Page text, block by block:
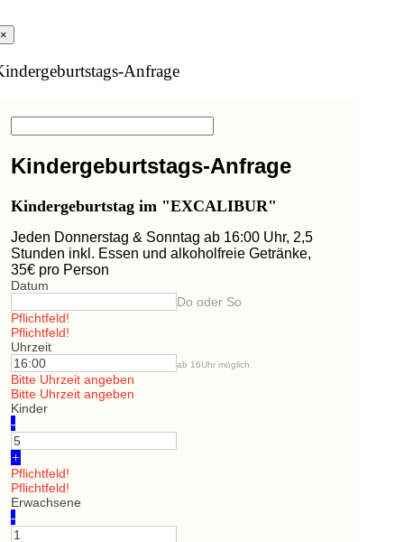
×
Anfrage
Kindergeburtstags-Anfrage
Kindergeburtstag im "EXCALIBUR"
Jeden Donnerstag & Sonntag ab 16:00 Uhr, 2,5
Stunden inkl. Essen und alkoholfreie Getränke,
35€ pro Person
Datum
Do oder So
Pflichtfeld!
Pflichtfeld!
Uhrzeit
ab 16Uhr möglich
Bitte Uhrzeit angeben
Bitte Uhrzeit angeben
Kinder
-
+
Pflichtfeld!
Pflichtfeld!
Erwachsene
-